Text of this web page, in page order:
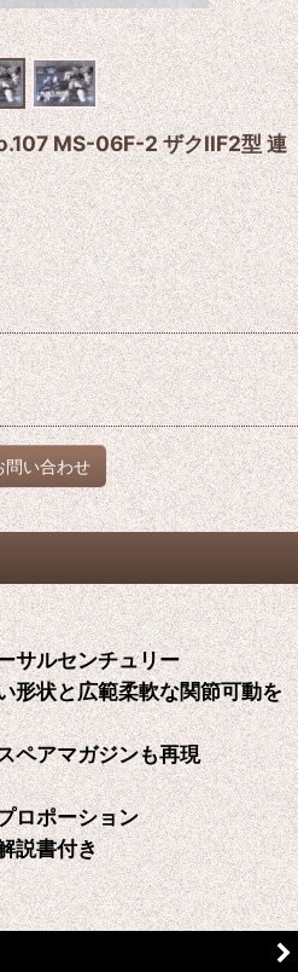
MS-06F-2 ザクIIF2型 連
問い合わせ
サルセンチュリー
形状と広範柔軟な関節可動を
ペアマガジンも再現
ロポーション
説書付き